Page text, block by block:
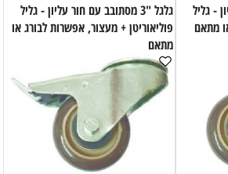
- גליל
מתאם
גלגל "3 מסתובב עם חור עליון - גליל
פוליאוריטן + מעצור, אפשרות לבורג או
מתאם